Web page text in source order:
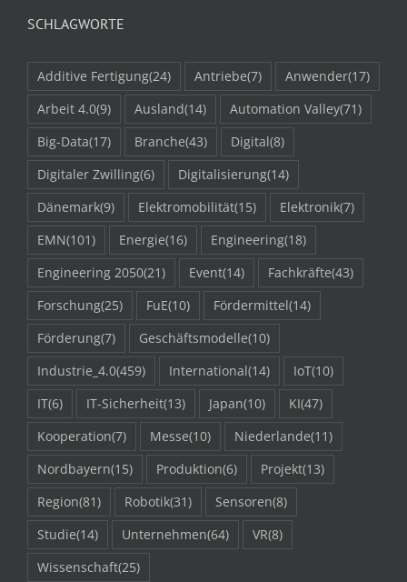
SCHLAGWORTE
Additive Fertigung(24) Antriebe(7) Anwender(17)
Arbeit 4.0(9) Ausland(14) Automation Valley(71)
Big-Data(17) Branche(43) Digital(8)
Digitaler Zwilling(6) Digitalisierung(14)
Dänemark(9) Elektromobilität(15) Elektronik(7)
EMN(101) Energie(16) Engineering(18)
Engineering 2050(21) Event(14) Fachkräfte(43)
Forschung(25) FuE(10) Fördermittel(14)
Förderung(7) Geschäftsmodelle(10)
Industrie_4.0(459) International(14) IoT(10)
IT(6) IT-Sicherheit(13) Japan(10) KI(47)
Kooperation(7) Messe(10) Niederlande(11)
Nordbayern(15) Produktion(6) Projekt(13)
Region(81) Robotik(31) Sensoren(8)
Studie(14) Unternehmen(64) VR(8)
Wissenschaft(25)